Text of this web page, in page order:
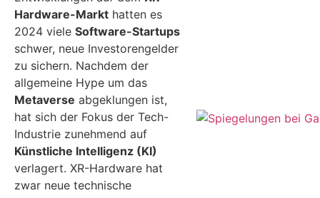
Hardware-Markt hatten es
2024 viele Software-Startups
schwer, neue Investorengelder
zu sichern. Nachdem der
allgemeine Hype um das
Metaverse abgeklungen ist,
hat sich der Fokus der Tech-
Industrie zunehmend auf
Künstliche Intelligenz (KI)
verlagert. XR-Hardware hat
zwar neue technische